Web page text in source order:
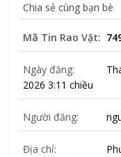
Chia sẻ cùng bạn bè
Mã Tin Rao Vặt:
Ngày đăng:
2026 3:11 chiều
Người đăng:
Địa chỉ: